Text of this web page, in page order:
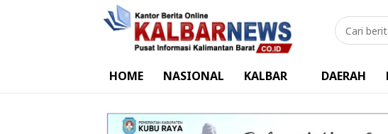
HOME NASIONAL KALBAR DAERAH